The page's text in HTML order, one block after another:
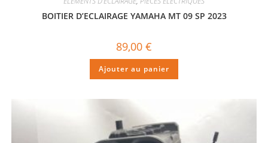
BOITIER D’ECLAIRAGE YAMAHA MT 09 SP 2023
89,00 €
Ajouter au panier